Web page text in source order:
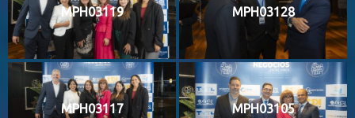
MPH03119 MPH03128
MPH03117 MPH03105